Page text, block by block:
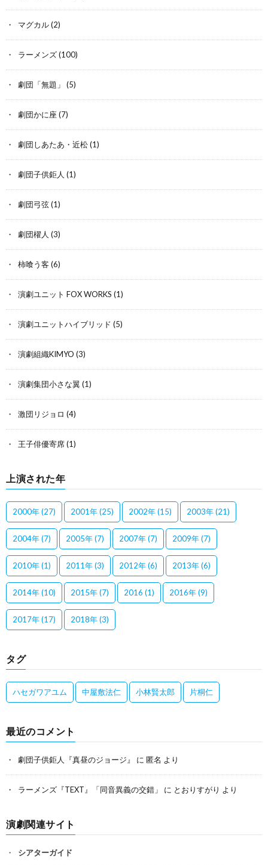
マグカル(2)
ラーメンズ(100)
劇団「無題」 (5)
劇団かに座(7)
劇団しあたあ・近松(1)
劇団子供鉅人 (1)
劇団弓弦(1)
劇団櫂人 (3)
柿喰う客 (6)
演劇ユニット FOX WORKS (1)
演劇ユニットハイブリッド (5)
演劇組織KIMYO (3)
演劇集団小さな翼 (1)
激団リジョロ (4)
王子俳優寄席(1)
上演された年
2000年(27) 2001年(25) 2002年(15) 2003年(21)
2004年(7) 2005年(7) 2007年(7) 2009年(7)
2010年(1) 2011年(3) 2012年(6) 2013年(6)
2014年(10) 2015年(7) 2016 (1) 2016年(9)
2017年(17) 2018年(3)
タグ
ハセガワアユム 中屋敷法仁 小林賢太郎 片桐仁
最近のコメント
劇団子供鉅人『真昼のジョージ』 に 匿名 より
ラーメンズ『TEXT』「同音異義の交錯」 に とおりすがり より
演劇関連サイト
シアターガイド